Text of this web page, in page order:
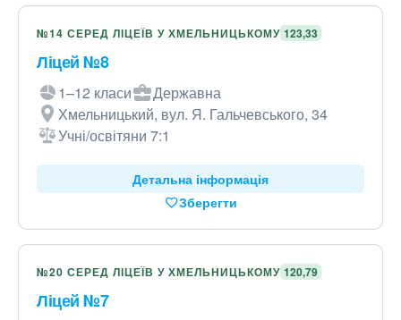
№14 СЕРЕД ЛІЦЕЇВ У ХМЕЛЬНИЦЬКОМУ 123,33
Ліцей №8
1–12 класи
Державна
Хмельницький, вул. Я. Гальчевського, 34
Учні/освітяни 7:1
Детальна інформація
Зберегти
№20 СЕРЕД ЛІЦЕЇВ У ХМЕЛЬНИЦЬКОМУ 120,79
Ліцей №7